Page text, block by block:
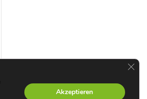
Akzeptieren